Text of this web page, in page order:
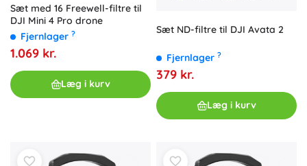
Sæt med 16 Freewell-filtre til
DJI Mini 4 Pro drone
Fjernlager ?
1.069 kr.
Læg i kurv
Sæt ND-filtre til DJI Avata 2
Fjernlager ?
379 kr.
Læg i kurv